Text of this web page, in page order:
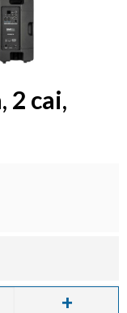
2 cai,
+